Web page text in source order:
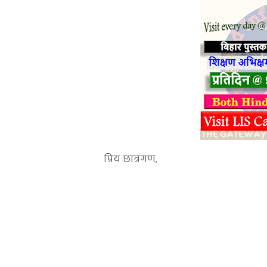
प्रिय छात्रगण,